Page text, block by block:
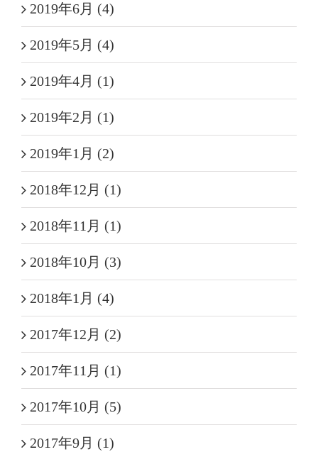
2019年6月 (4)
2019年5月 (4)
2019年4月 (1)
2019年2月 (1)
2019年1月 (2)
2018年12月 (1)
2018年11月 (1)
2018年10月 (3)
2018年1月 (4)
2017年12月 (2)
2017年11月 (1)
2017年10月 (5)
2017年9月 (1)